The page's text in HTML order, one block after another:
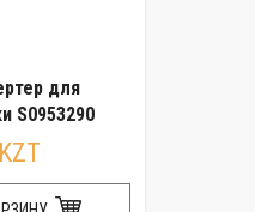
для
S0953290